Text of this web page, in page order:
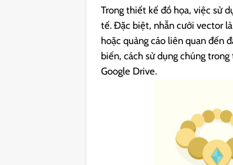
Trong thiết kế đồ họa, việc sử
tế. Đặc biệt, nhẫn cưới vector
hoặc quảng cáo liên quan đến
biến, cách sử dụng chúng
Google Drive.